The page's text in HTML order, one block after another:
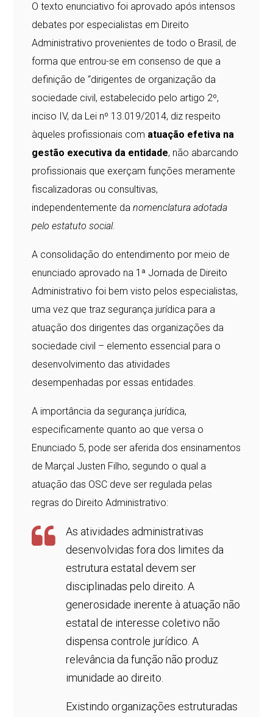
O texto enunciativo foi aprovado após intensos
debates por especialistas em Direito
Administrativo provenientes de todo o Brasil, de
forma que entrou-se em consenso de que a
definição de “dirigentes de organização da
sociedade civil, estabelecido pelo artigo 2º,
inciso IV, da Lei nº 13.019/2014, diz respeito
àqueles profissionais com atuação efetiva na
gestão executiva da entidade, não abarcando
profissionais que exerçam funções meramente
fiscalizadoras ou consultivas,
independentemente danomenclatura adotada
pelo estatuto social.
A consolidação do entendimento por meio de
enunciado aprovado na 1ª Jornada de Direito
Administrativo foi bem visto pelos especialistas,
uma vez que traz segurança jurídica para a
atuação dos dirigentes das organizações da
sociedade civil – elemento essencial para o
desenvolvimento das atividades
desempenhadas por essas entidades.
A importância da segurança jurídica,
especificamente quanto ao que versa o
Enunciado 5, pode ser aferida dos ensinamentos
de Marçal Justen Filho, segundo o qual a
atuação das OSC deve ser regulada pelas
regras do Direito Administrativo:
As atividades administrativas
desenvolvidas fora dos limites da
estrutura estatal devem ser
disciplinadas pelo direito. A
generosidade inerente à atuação não
estatal de interesse coletivo não
dispensa controle jurídico. A
relevância da função não produz
imunidade ao direito.
Existindo organizações estruturadas